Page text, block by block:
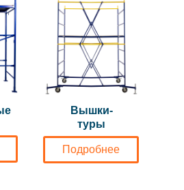
Подробнее
Вышки-
туры